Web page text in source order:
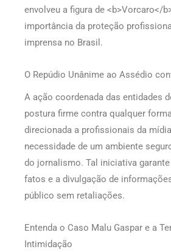
envolveu a figura de <b>Vorcaro</
importância da proteção
imprensa no Brasil.
O Repúdio Unânime ao Assédio
A ação coordenada das entidades
postura firme contra qualquer
direcionada a profissionais da
necessidade de um ambiente
do jornalismo. Tal iniciativa
fatos e a divulgação de
público sem retaliações.
Entenda o Caso Malu Gaspar e a
Intimidação